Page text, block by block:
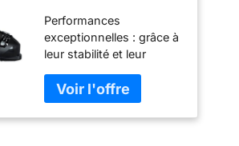
Pointure 43,5-44,
Adulte,
Noir/Blanc/Rouge,
Coupe De 102 mm
De Large,
Construction Stable
Prolite, Memory Fit
Performances
exceptionnelles : grâce à
leur stabilité et leur
chaussures de ski pour
hommes et femmes
offrent les meilleures